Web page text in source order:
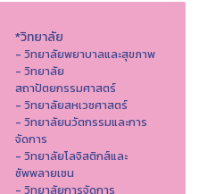
*วิทยาลัย
- วิทยาลัยพยาบาลและสุขภาพ
- วิทยาลัย
สถาปัตยกรรมศาสตร์
- วิทยาลัยสหเวชศาสตร์
- วิทยาลัยนวัตกรรมและการ
จัดการ
- วิทยาลัยโลจิสติกส์และ
ซัพพลายเชน
- วิทยาลัยการจัดการ